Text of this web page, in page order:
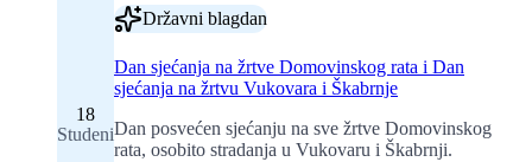
Državni blagdan
18
Studeni
Dan sjećanja na žrtve Domovinskog rata i Dan
sjećanja na žrtvu Vukovara i Škabrnje
Dan posvećen sjećanju na sve žrtve Domovinskog
rata, osobito stradanja u Vukovaru i Škabrnji.